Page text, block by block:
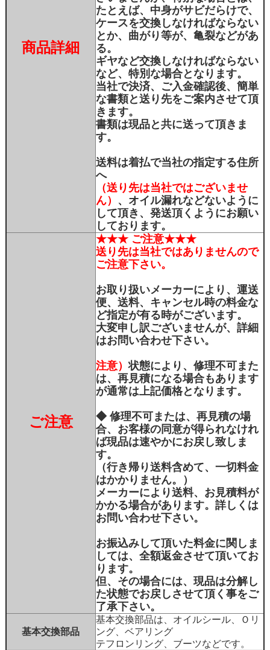
商品詳細
たとえば、中身がサビだらけで、
ケースを交換しなければならない
とか、曲がり等が、亀裂などがあ
る。
ギヤなど交換しなければならない
など、特別な場合となります。
当社で決済、ご入金確認後、簡単
な書類と送り先をご案内させて頂
きます。
書類は現品と共に送って頂きま
す。
送料は着払で当社の指定する住所
へ
（送り先は当社ではございませ
ん）
、オイル漏れなどないように
して頂き、発送頂くようにお願い
しております。
ご注意
★★★ ご注意★★★
送り先は当社ではありませんので
ご注意下さい。
お取り扱いメーカーにより、運送
便、送料、キャンセル時の料金な
ど指定が有る時がございます。
大変申し訳ございませんが、詳細
はお問い合わせ下さい。
注意）状態により、修理不可また
は、再見積になる場合もあります
が通常は上記価格となります。
◆ 修理不可または、再見積の場
合、お客様の同意が得られなけれ
ば現品は速やかにお戻し致しま
す。
（行き帰り送料含めて、一切料金
はかかりません。）
メーカーにより送料、お見積料が
かかる場合があります。詳しくは
お問い合わせ下さい。
お振込みして頂いた料金に関しま
しては、全額返金させて頂いてお
ります。
但、その場合には、現品は分解し
た状態でお戻しさせて頂く事をご
了承下さい。
基本交換部品
基本交換部品は、オイルシール、Ｏリ
ング、ベアリング
テフロンリング、ブーツなどです。